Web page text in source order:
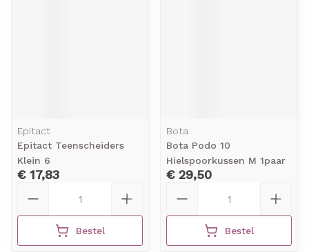
Epitact
Epitact Teenscheiders
Klein 6
€ 17,83
Bestel
Bota
Bota Podo 10
Hielspoorkussen M 1paar
€ 29,50
Bestel